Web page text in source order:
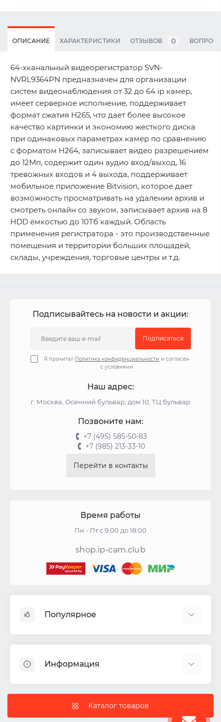
ОПИСАНИЕ ХАРАКТЕРИСТИКИ ОТЗЫВОВ 0
64-хканальный видеорегистратор SVN-
NVRL9364PN предназначен для организации
систем видеонаблюдения от 32 до 64 ip камер,
имеет серверное исполнение, поддерживает
формат сжатия H265, что дает более высокое
качество картинки и экономию жесткого диска
при одинаковых параметрах камер по сравнению
с форматом H264, записывает видео разрешением
до 12Мп, содержит один аудио вход/выход, 16
тревожных входов и 4 выхода, поддерживает
мобильное приложение Bitvision, которое дает
возможность просматривать на удалении архив и
смотреть онлайн со звуком, записывает архив на 8
HDD ёмкостью до 10Тб каждый. Область
применения регистратора - это производственные
помещения и территории больших площадей,
склады, учреждения, торговые центры и т.д.
Подписывайтесь на новости и акции:
Подписаться
Я прочитал Политика конфиденциальности и согласен
с условиями
Наш адрес:
г. Москва, Осенний бульвар, дом 10, ТЦ Бульвар
Позвоните нам:
+7 (495) 585-50-83
+7 (985) 213-33-10
Перейти в контакты
Время работы
Пн - Пт с 9:00 до 18:00
shop.ip-cam.club
Популярное
Акустические системы
СКУД
Комплекты ИБП
Информация
Политика Безопасности
Условия соглашения
Каталог товаров